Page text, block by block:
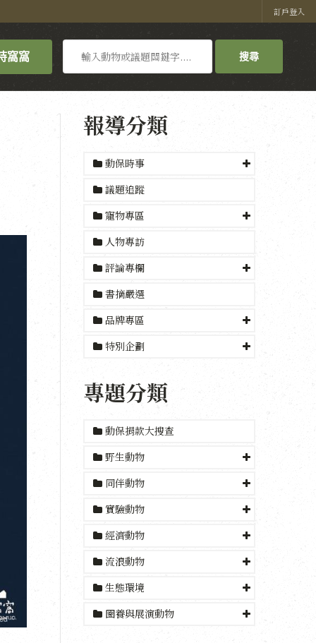
訂戶登入
窩窩
尋
搜尋
報導分類
動保時事
議題追蹤
寵物專區
人物專訪
評論專欄
書摘嚴選
品牌專區
特別企劃
專題分類
動保捐款大搜查
野生動物
同伴動物
實驗動物
經濟動物
流浪動物
生態環境
圈養與展演動物